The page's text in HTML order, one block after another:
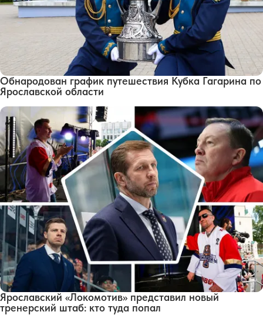
Обнародован график путешествия Кубка Гагарина по
Ярославской области
Ярославский «Локомотив» представил новый
тренерский штаб: кто туда попал